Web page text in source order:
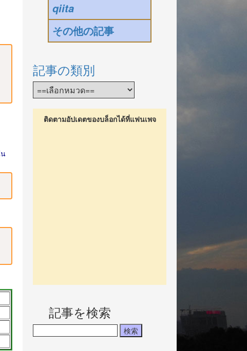
qiita
その他の記事
記事の類別
ติดตามอัปเดตของบล็อกได้ที่แฟนเพจ
記事を検索